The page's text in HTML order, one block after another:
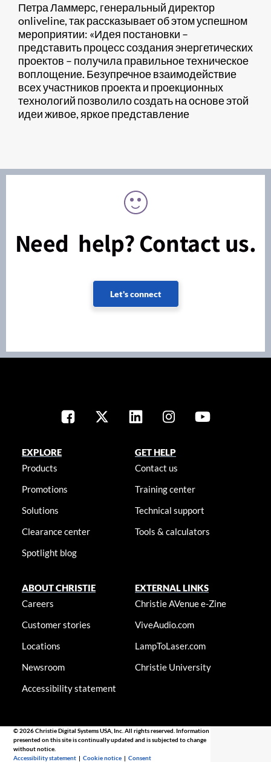
Петра Ламмерс, генеральный директор
onliveline, так рассказывает об этом успешном
мероприятии: «Идея постановки –
представить процесс создания энергетических
проектов – получила правильное техническое
воплощение. Безупречное взаимодействие
всех участников проекта и проекционных
технологий позволило создать на основе этой
идеи живое, яркое представление
Need help? Contact us.
Let's connect
EXPLORE
Products
Promotions
Solutions
Clearance center
Spotlight blog
GET HELP
Contact us
Training center
Technical support
Tools & calculators
ABOUT CHRISTIE
Careers
Customer stories
Locations
Newsroom
Accessibility statement
EXTERNAL LINKS
Christie AVenue e-Zine
ViveAudio.com
LampToLaser.com
Christie University
© 2026 Christie Digital Systems USA, Inc. All rights reserved. Information
presented on this site is continually updated and is subjected to change
without notice.
Accessibility statement |Cookie notice |Consent